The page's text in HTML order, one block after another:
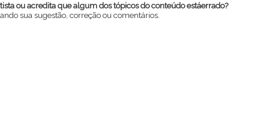
ou acredita que algum dos tópicos do conteúdo estáerrado?
sua sugestão, correção ou comentários.